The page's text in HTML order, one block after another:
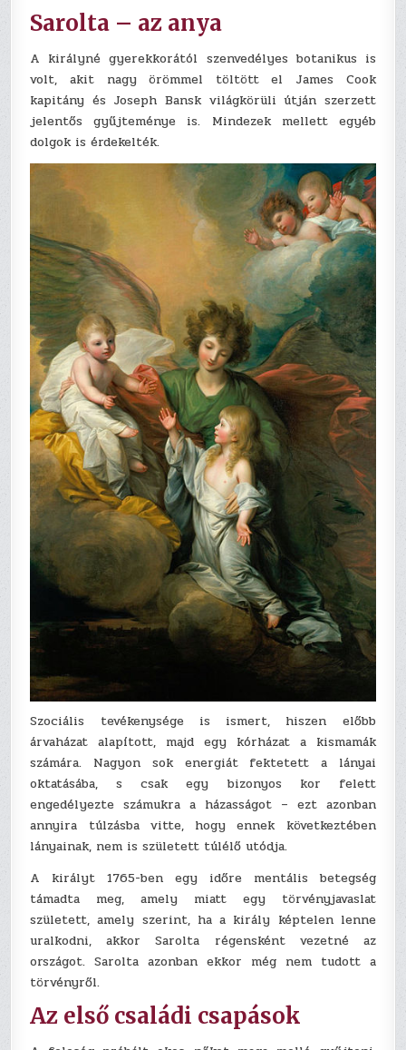
Sarolta – az anya
A királyné gyerekkorától szenvedélyes botanikus is
volt, akit nagy örömmel töltött el James Cook
kapitány és Joseph Bansk világkörüli útján szerzett
jelentős gyűjteménye is. Mindezek mellett egyéb
dolgok is érdekelték.
Szociális tevékenysége is ismert, hiszen előbb
árvaházat alapított, majd egy kórházat a kismamák
számára. Nagyon sok energiát fektetett a lányai
oktatásába, s csak egy bizonyos kor felett
engedélyezte számukra a házasságot – ezt azonban
annyira túlzásba vitte, hogy ennek következtében
lányainak, nem is született túlélő utódja.
A királyt 1765-ben egy időre mentális betegség
támadta meg, amely miatt egy törvényjavaslat
született, amely szerint, ha a király képtelen lenne
uralkodni, akkor Sarolta régensként vezetné az
országot. Sarolta azonban ekkor még nem tudott a
törvényről.
Az első családi csapások